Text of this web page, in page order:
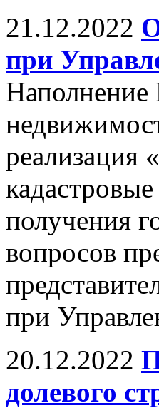
21.12.2022
при
Наполнение
реализация
получения
вопросов
при
20.12.2022
долевого